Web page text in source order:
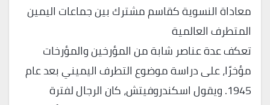
معاداة النسوية كقاسم مشترك بين جماعات اليمين
المتطرف العالمية
تعكف عدة عناصر شابة من المؤرخين والمؤرخات
مؤخرًا، على دراسة موضوع التطرف اليميني بعد عام
1945. ويقول اسكندروفيتش، كان الرجال لفترة